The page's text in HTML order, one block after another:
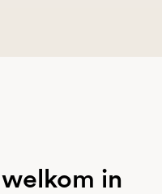
in